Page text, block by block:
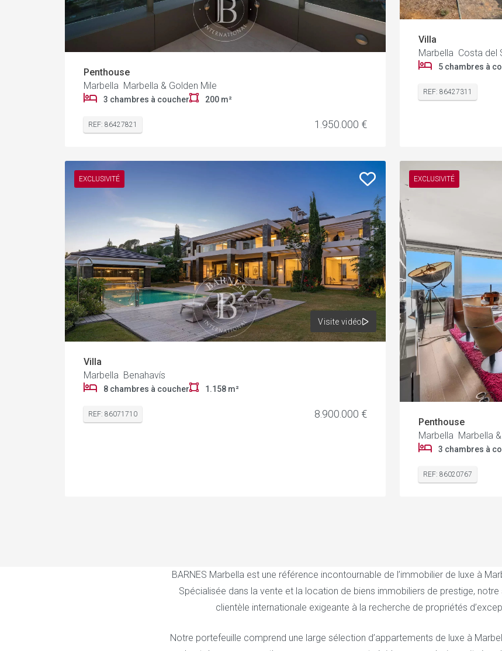
Penthouse
Marbella Marbella & Golden Mile
3 chambres à coucher 200 m²
REF: 86427821 1.950.000 €
Villa
Marbella Costa del
5 chambres à
REF: 86427311
EXCLUSIVITÉ
Visite vidéo
Villa
Marbella Benahavís
8 chambres à coucher 1.158 m²
REF: 86071710 8.900.000 €
EXCLUSIVITÉ
Penthouse
Marbella Marbella
3 chambres à
REF: 86020767
BARNES Marbella est une référence incontournable de l’immobilier de luxe à
Spécialisée dans la vente et la location de biens immobiliers de prestige,
clientèle internationale exigeante à la recherche de propriétés
Notre portefeuille comprend une large sélection d’appartements de luxe à